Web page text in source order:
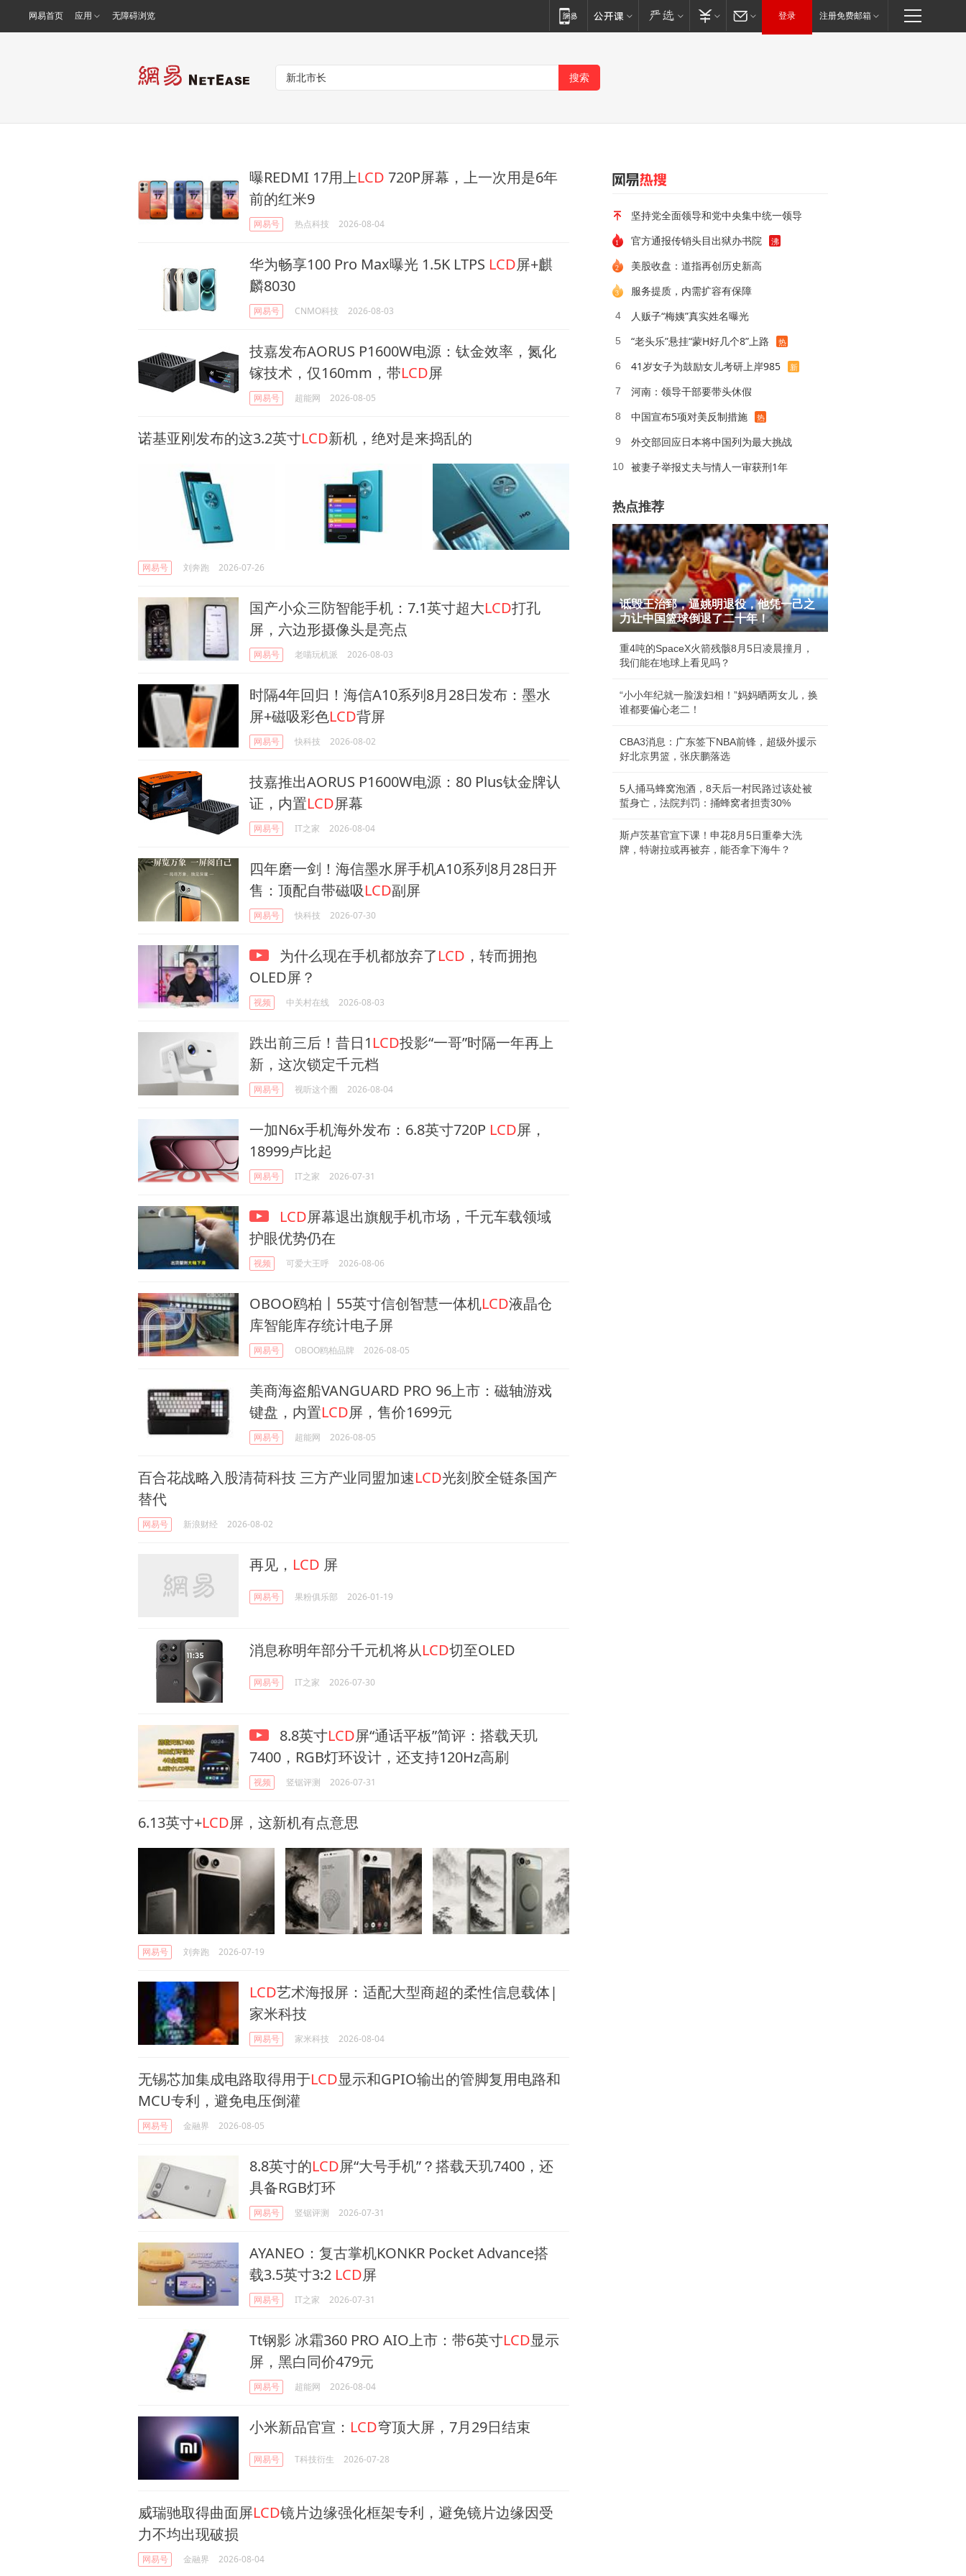
网易首页 应用 无障碍浏览 登录 注册免费邮箱
曝REDMI 17用上LCD 720P屏幕，上一次用是6年
前的红米9
网易号 热点科技 2026-08-04
华为畅享100 Pro Max曝光 1.5K LTPS LCD屏+麒
麟8030
网易号 CNMO科技 2026-08-03
技嘉发布AORUS P1600W电源：钛金效率，氮化
镓技术，仅160mm，带LCD屏
网易号 超能网 2026-08-05
诺基亚刚发布的这3.2英寸LCD新机，绝对是来捣乱的
网易号 刘奔跑 2026-07-26
国产小众三防智能手机：7.1英寸超大LCD打孔
屏，六边形摄像头是亮点
网易号 老喵玩机派 2026-08-03
时隔4年回归！海信A10系列8月28日发布：墨水
屏+磁吸彩色LCD背屏
网易号 快科技 2026-08-02
技嘉推出AORUS P1600W电源：80 Plus钛金牌认
证，内置LCD屏幕
网易号 IT之家 2026-08-04
四年磨一剑！海信墨水屏手机A10系列8月28日开
售：顶配自带磁吸LCD副屏
网易号 快科技 2026-07-30
为什么现在手机都放弃了LCD ，转而拥抱
OLED屏？
视频 中关村在线 2026-08-03
跌出前三后！昔日1 LCD投影“一哥”时隔一年再上
新，这次锁定千元档
网易号 视听这个圈 2026-08-04
一加N6x手机海外发布：6.8英寸720P LCD屏，
18999卢比起
网易号 IT之家 2026-07-31
LCD屏幕退出旗舰手机市场，千元车载领域
护眼优势仍在
视频 可爱大王呼 2026-08-06
OBOO鸥柏丨55英寸信创智慧一体机LCD液晶仓
库智能库存统计电子屏
网易号 OBOO鸥柏品牌 2026-08-05
美商海盗船VANGUARD PRO 96上市：磁轴游戏
键盘，内置LCD屏，售价1699元
网易号 超能网 2026-08-05
百合花战略入股清荷科技 三方产业同盟加速LCD光刻胶全链条国产
替代
网易号 新浪财经 2026-08-02
再见， LCD 屏
网易号 果粉俱乐部 2026-01-19
消息称明年部分千元机将从LCD切至OLED
网易号 IT之家 2026-07-30
8.8英寸LCD屏“通话平板”简评：搭载天玑
7400，RGB灯环设计，还支持120Hz高刷
视频 竖锯评测 2026-07-31
6.13英寸+LCD屏，这新机有点意思
网易号 刘奔跑 2026-07-19
LCD艺术海报屏：适配大型商超的柔性信息载体|
家米科技
网易号 家米科技 2026-08-04
无锡芯加集成电路取得用于LCD显示和GPIO输出的管脚复用电路和
MCU专利，避免电压倒灌
网易号 金融界 2026-08-05
8.8英寸的LCD屏“大号手机”？搭载天玑7400，还
具备RGB灯环
网易号 竖锯评测 2026-07-31
AYANEO：复古掌机KONKR Pocket Advance搭
载3.5英寸3:2 LCD屏
网易号 IT之家 2026-07-31
Tt钢影 冰霜360 PRO AIO上市：带6英寸LCD显示
屏，黑白同价479元
网易号 超能网 2026-08-04
小米新品官宣： LCD穹顶大屏，7月29日结束
网易号 T科技衍生 2026-07-28
威瑞驰取得曲面屏LCD镜片边缘强化框架专利，避免镜片边缘因受
力不均出现破损
网易号 金融界 2026-08-04
坚持党全面领导和党中央集中统一领导
官方通报传销头目出狱办书院 沸
2
美股收盘：道指再创历史新高
3
服务提质，内需扩容有保障
4 人贩子“梅姨”真实姓名曝光
5 “老头乐”悬挂“蒙H好几个8”上路 热
6 41岁女子为鼓励女儿考研上岸985 新
7 河南：领导干部要带头休假
8 中国宣布5项对美反制措施 热
9 外交部回应日本将中国列为最大挑战
10 被妻子举报丈夫与情人一审获刑1年
热点推荐
诋毁王治郅，逼姚明退役，他凭一己之
力让中国篮球倒退了二十年！
重4吨的SpaceX火箭残骸8月5日凌晨撞月，
我们能在地球上看见吗？
“小小年纪就一脸泼妇相！”妈妈晒两女儿，换
谁都要偏心老二！
CBA3消息：广东签下NBA前锋，超级外援示
好北京男篮，张庆鹏落选
5人捅马蜂窝泡酒，8天后一村民路过该处被
蜇身亡，法院判罚：捅蜂窝者担责30%
斯卢茨基官宣下课！申花8月5日重拳大洗
牌，特谢拉或再被弃，能否拿下海牛？